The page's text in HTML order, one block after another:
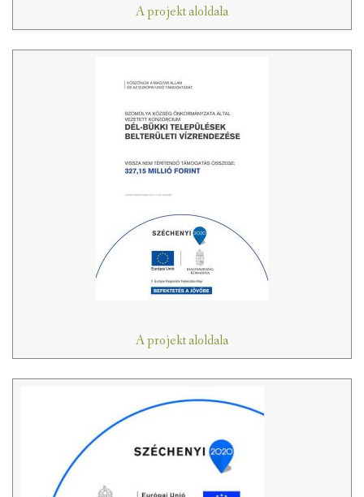
A projekt aloldala
A projekt aloldala